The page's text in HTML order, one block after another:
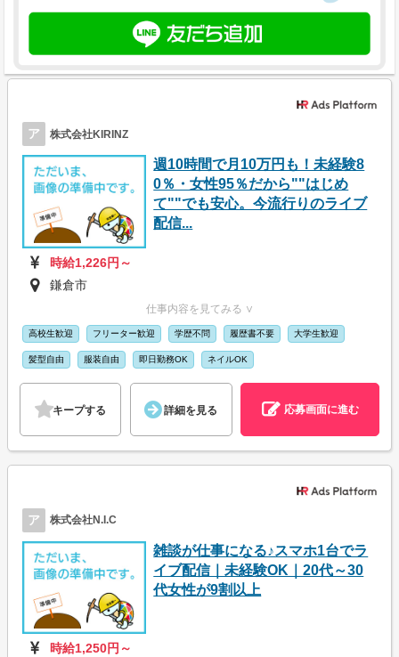
ア 株式会社KIRINZ
週10時間で月10万円も！未経験8
0％・女性95％だから""はじめ
て""でも安心。今流行りのライブ
配信...
時給1,226円～
鎌倉市
仕事内容を見てみる ∨
高校生歓迎 フリーター歓迎 学歴不問 履歴書不要 大学生歓迎
髪型自由 服装自由 即日勤務OK ネイルOK
キープする 詳細を見る 応募画面に進む
ア 株式会社N.I.C
雑談が仕事になる♪スマホ1台でラ
イブ配信｜未経験OK｜20代～30
代女性が9割以上
時給1,250円～